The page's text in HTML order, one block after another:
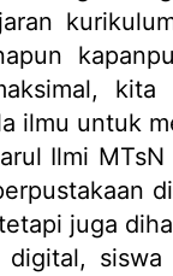
ilmu untuk
Ilmi
juga
digital,